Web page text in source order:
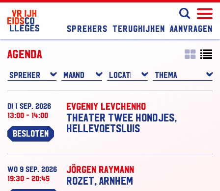
Sprekers Terugkijken Aanvragen
Agenda
Evgeniy Levchenko
Theater Twee Hondjes,
Hellevoetsluis
di 1 sep. 2026
13:00 - 14:00
Besloten
Jörgen Raymann
Rozet, Arnhem
wo 9 sep. 2026
19:30 - 20:45